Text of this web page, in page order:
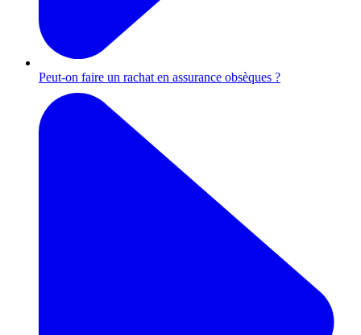
Peut-on faire un rachat en assurance obsèques ?